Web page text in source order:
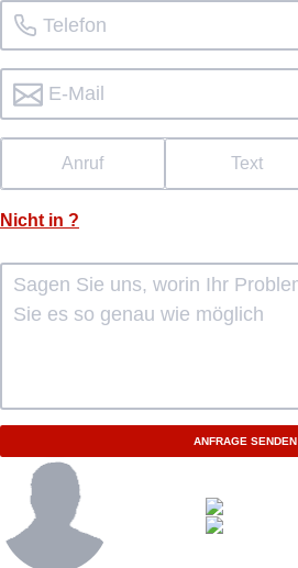
Anruf Text
Nicht in ?
ANFRAGE SENDEN